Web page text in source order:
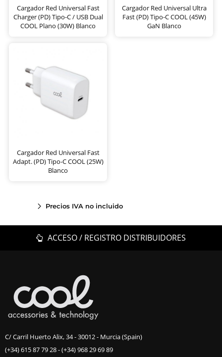
Cargador Red Universal Fast
Charger (PD) Tipo-C / USB Dual
COOL Plano (30W) Blanco
Cargador Red Universal Ultra
Fast (PD) Tipo-C COOL (45W)
GaN Blanco
Cargador Red Universal Fast
Adapt. (PD) Tipo-C COOL (25W)
Blanco
Precios IVA no incluido
ACCESO / REGISTRO DISTRIBUIDORES
C/ Carril Huerto Alix, 34 - 30012 - Murcia (Spain)
(+34) 615 87 79 28-(+34) 968 29 69 89